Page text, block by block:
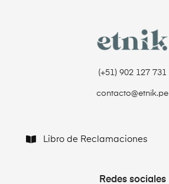
(+51) 902 127 731‬
contacto@etnik.pe
Libro de Reclamaciones
Redes sociales